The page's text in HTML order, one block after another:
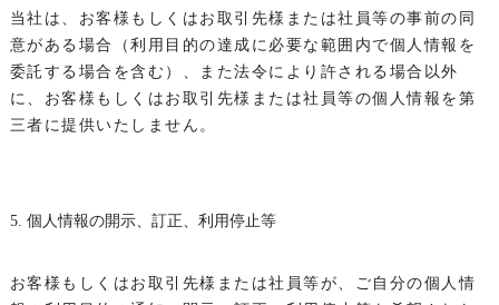
当社は、お客様もしくはお取引先様または社員等の事前の同
意がある場合（利用目的の達成に必要な範囲内で個人情報を
委託する場合を含む）、また法令により許される場合以外
に、お客様もしくはお取引先様または社員等の個人情報を第
三者に提供いたしません。
5. 個人情報の開示、訂正、利用停止等
お客様もしくはお取引先様または社員等が、ご自分の個人情